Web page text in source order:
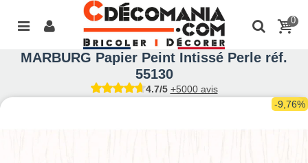
0
MARBURG Papier Peint Intissé Perle réf.
55130
4.7/5 +5000 avis
-9,76%